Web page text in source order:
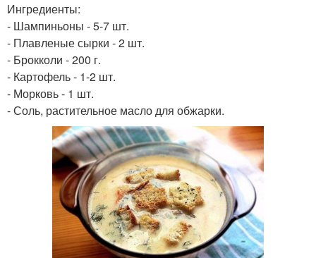
Ингредиенты:
- Шампиньоны - 5-7 шт.
- Плавленые сырки - 2 шт.
- Брокколи - 200 г.
- Картофель - 1-2 шт.
- Морковь - 1 шт.
- Соль, растительное масло для обжарки.